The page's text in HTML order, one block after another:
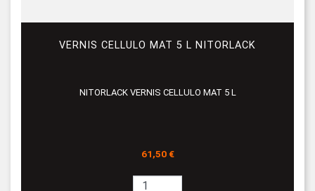
VERNIS CELLULO MAT 5 L NITORLACK
NITORLACK VERNIS CELLULO MAT 5 L
Prix
61,50 €